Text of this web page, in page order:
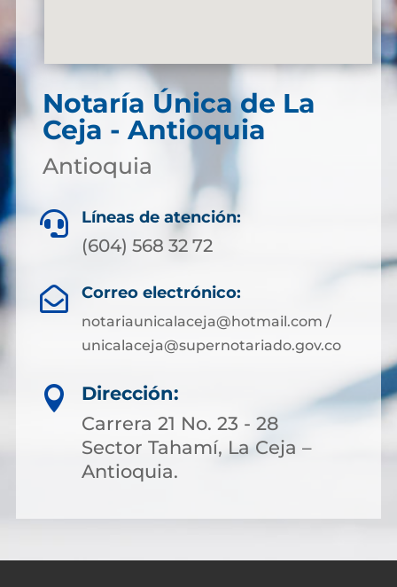
Notaría Única de La
Ceja - Antioquia
Antioquia
 Líneas de atención:
(604) 568 32 72
 Correo electrónico:
notariaunicalaceja@hotmail.com /
unicalaceja@supernotariado.gov.co

Dirección:
Carrera 21 No. 23 - 28
Sector Tahamí, La Ceja –
Antioquia.